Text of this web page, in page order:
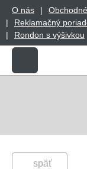
O nás
Reklamačný
Rondon s výšivkou
späť